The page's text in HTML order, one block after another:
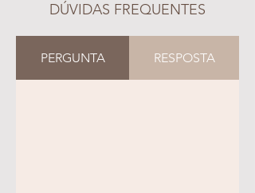
DÚVIDAS FREQUENTES
PERGUNTA RESPOSTA